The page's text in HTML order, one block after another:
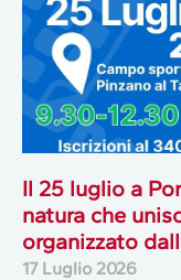
Il 25 luglio a
natura che
organizzato
17 Luglio 2026